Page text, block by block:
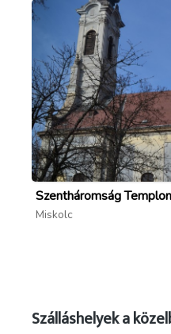
Szentháromság
Miskolc
Szálláshelyek a